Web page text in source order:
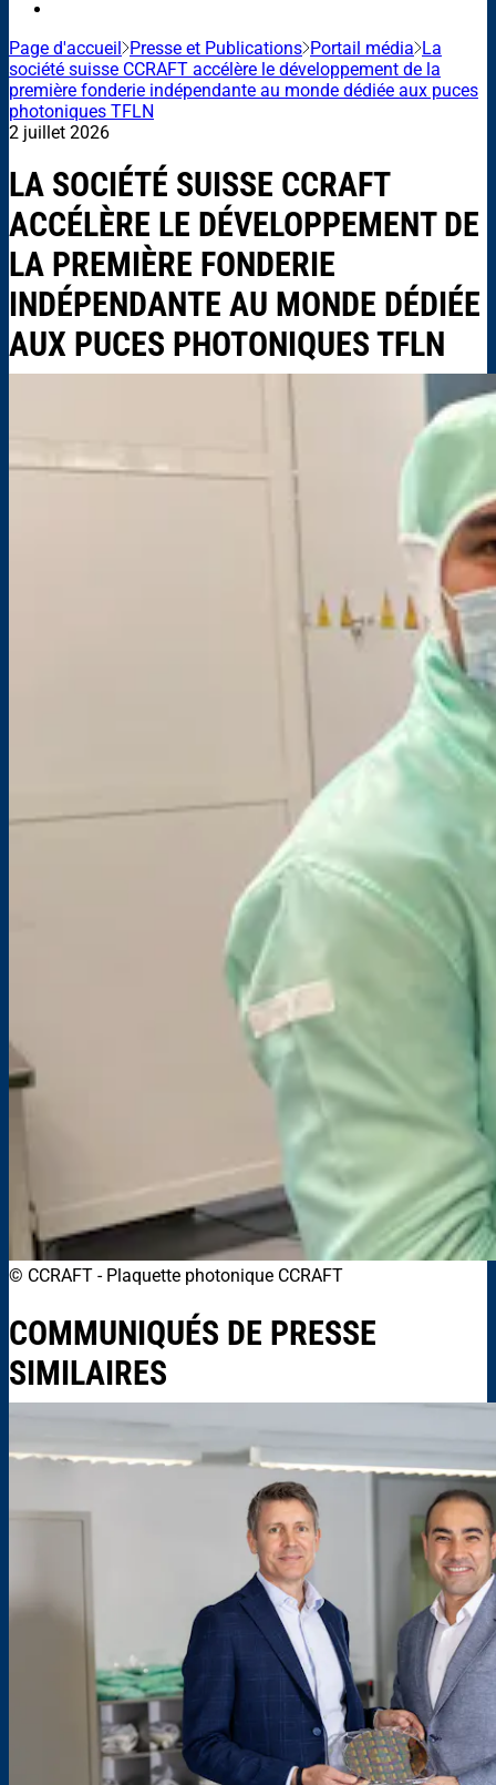
Page d'accueil Presse et Publications Portail média La
société suisse CCRAFT accélère le développement de la
première fonderie indépendante au monde dédiée aux puces
photoniques TFLN
2 juillet 2026
LA SOCIÉTÉ SUISSE CCRAFT
ACCÉLÈRE LE DÉVELOPPEMENT DE
LA PREMIÈRE FONDERIE
INDÉPENDANTE AU MONDE DÉDIÉE
AUX PUCES PHOTONIQUES TFLN
© CCRAFT - Plaquette photonique CCRAFT
COMMUNIQUÉS DE PRESSE
SIMILAIRES